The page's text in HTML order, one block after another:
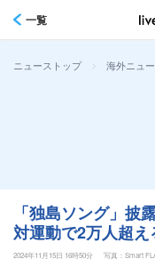
一覧
ニューストップ > 海外ニュー
「独島ソング」披
対運動で2万人超え
2024年11月15日 16時50分 写真：Smart